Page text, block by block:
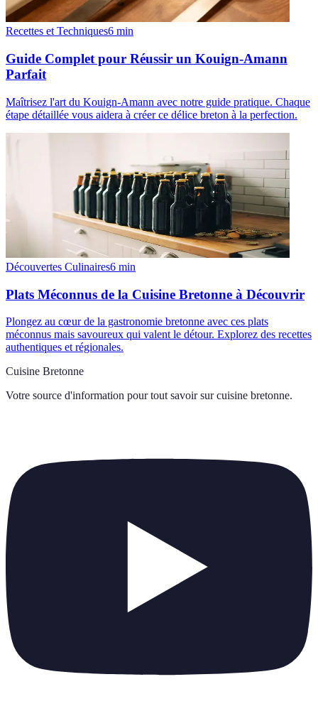
Recettes et Techniques6 min
Guide Complet pour Réussir un Kouign-Amann
Parfait
Maîtrisez l'art du Kouign-Amann avec notre guide pratique. Chaque
étape détaillée vous aidera à créer ce délice breton à la perfection.
Découvertes Culinaires6 min
Plats Méconnus de la Cuisine Bretonne à Découvrir
Plongez au cœur de la gastronomie bretonne avec ces plats
méconnus mais savoureux qui valent le détour. Explorez des recettes
authentiques et régionales.
Cuisine Bretonne
Votre source d'information pour tout savoir sur cuisine bretonne.